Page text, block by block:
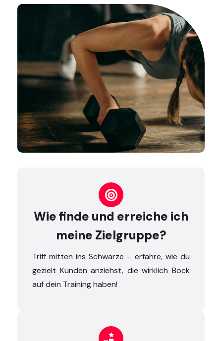

Wie finde und erreiche ich
meine Zielgruppe?
Triff mitten ins Schwarze – erfahre, wie du
gezielt Kunden anziehst, die wirklich Bock
auf dein Training haben!